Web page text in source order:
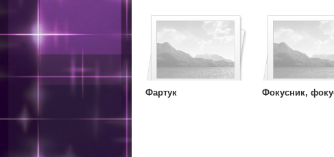
Фартук Фокусник,